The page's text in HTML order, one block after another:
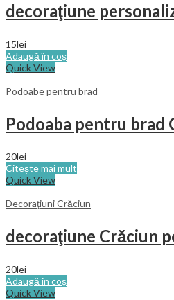
15lei
Adaugă în coș
Quick View
Podoabe pentru brad
Podoaba pentru brad
20lei
Citește mai mult
Quick View
Decoraţiuni Crăciun
decoraţiune Crăciun
20lei
Adaugă în coș
Quick View